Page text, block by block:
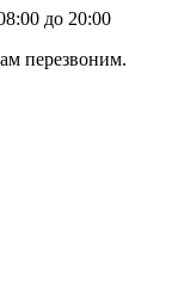
до 20:00
перезвоним.